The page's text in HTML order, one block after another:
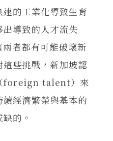
的工業化導致生育
導致的人才流失
者都有可能破壞新
些挑戰，新加坡認
foreign talent）來
經濟繁榮與基本的
的。